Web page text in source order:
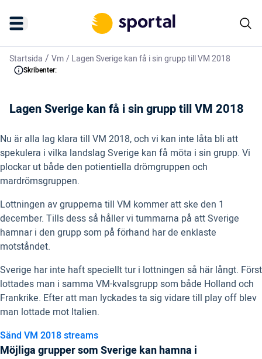
Startsida / Vm/Lagen Sverige kan få i sin grupp till VM 2018
Skribenter:
Lagen Sverige kan få i sin grupp till VM 2018
Nu är alla lag klara till VM 2018, och vi kan inte låta bli att
spekulera i vilka landslag Sverige kan få möta i sin grupp. Vi
plockar ut både den potientiella drömgruppen och
mardrömsgruppen.
Lottningen av grupperna till VM kommer att ske den 1
december. Tills dess så håller vi tummarna på att Sverige
hamnar i den grupp som på förhand har de enklaste
motståndet.
Sverige har inte haft speciellt tur i lottningen så här långt. Först
lottades man i samma VM-kvalsgrupp som både Holland och
Frankrike. Efter att man lyckades ta sig vidare till play off blev
man lottade mot Italien.
Sänd VM 2018 streams
Möjliga grupper som Sverige kan hamna i